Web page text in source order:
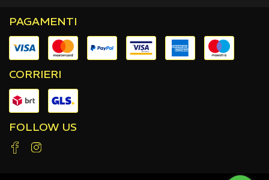
PAGAMENTI
CORRIERI
FOLLOW US